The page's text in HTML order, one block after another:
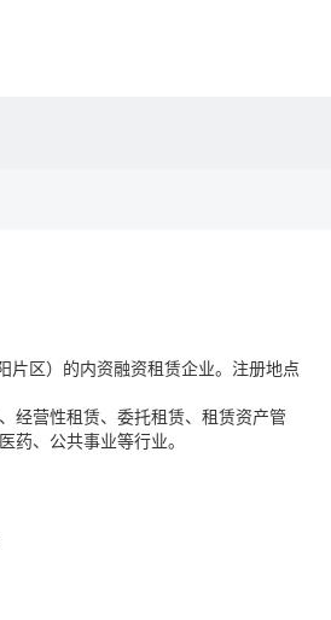
区）的内资融资租赁企业。注册地点
经营性租赁、委托租赁、租赁资产管
、公共事业等行业。